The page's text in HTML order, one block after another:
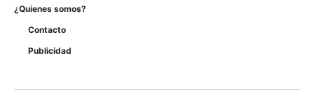
¿Quienes somos?
Contacto
Publicidad